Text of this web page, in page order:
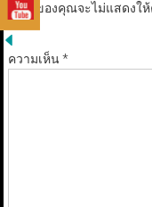
อีเมลของคุณจะไม่แสดงใ
*
ความเห็น*